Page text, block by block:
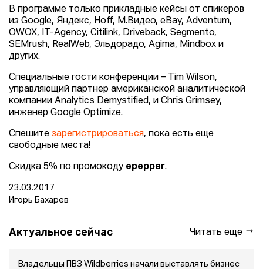
В программе только прикладные кейсы от спикеров
из Google, Яндекс, Hoff, М.Видео, eBay, Adventum,
OWOX, IT-Agency, Citilink, Driveback, Segmentо,
SEMrush, RealWeb, Эльдорадо, Agima, Mindbox и
других.
Специальные гости конференции – Tim Wilson,
управляющий партнер американской аналитической
компании Analytics Demystified, и Chris Grimsey,
инженер Google Optimize.
Спешите зарегистрироваться, пока есть еще
свободные места!
Скидка 5% по промокоду epepper.
23.03.2017
Игорь Бахарев
Актуальное сейчас Читать еще
Владельцы ПВЗ Wildberries начали выставлять бизнес